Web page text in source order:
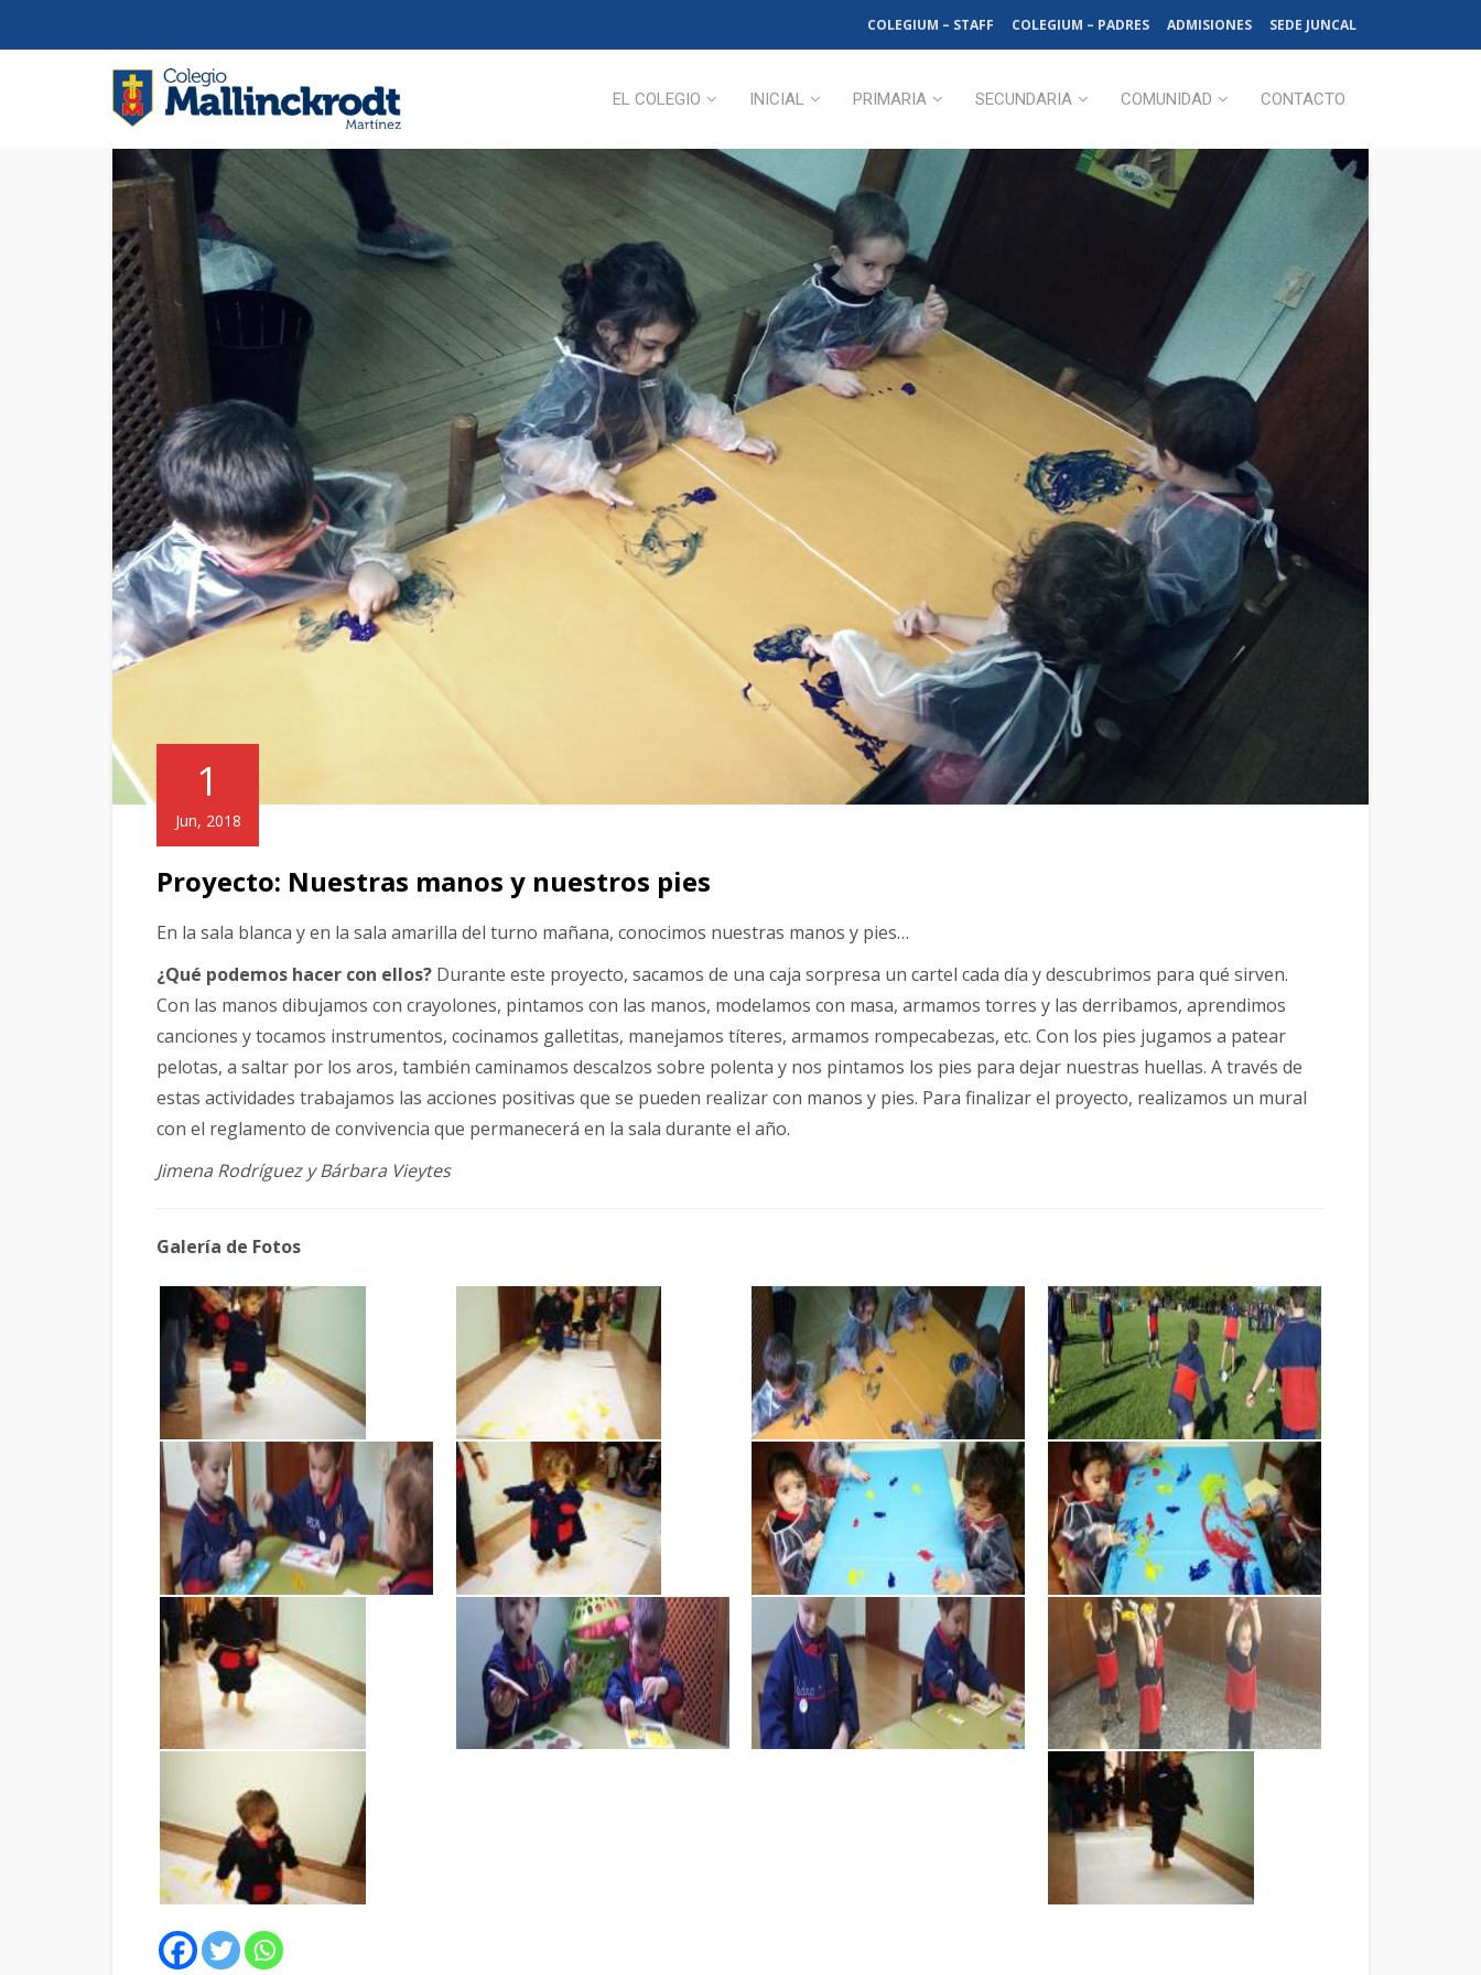
COLEGIUM – STAFF COLEGIUM – PADRES ADMISIONES SEDE JUNCAL
EL COLEGIO INICIAL PRIMARIA SECUNDARIA COMUNIDAD CONTACTO
1
Jun, 2018
Proyecto: Nuestras manos y nuestros pies
En la sala blanca y en la sala amarilla del turno mañana, conocimos nuestras manos y pies…
¿Qué podemos hacer con ellos? Durante este proyecto, sacamos de una caja sorpresa un cartel cada día y descubrimos para qué sirven.
Con las manos dibujamos con crayolones, pintamos con las manos, modelamos con masa, armamos torres y las derribamos, aprendimos
canciones y tocamos instrumentos, cocinamos galletitas, manejamos títeres, armamos rompecabezas, etc. Con los pies jugamos a patear
pelotas, a saltar por los aros, también caminamos descalzos sobre polenta y nos pintamos los pies para dejar nuestras huellas. A través de
estas actividades trabajamos las acciones positivas que se pueden realizar con manos y pies. Para finalizar el proyecto, realizamos un mural
con el reglamento de convivencia que permanecerá en la sala durante el año.
Jimena Rodríguez y Bárbara Vieytes
Galería de Fotos